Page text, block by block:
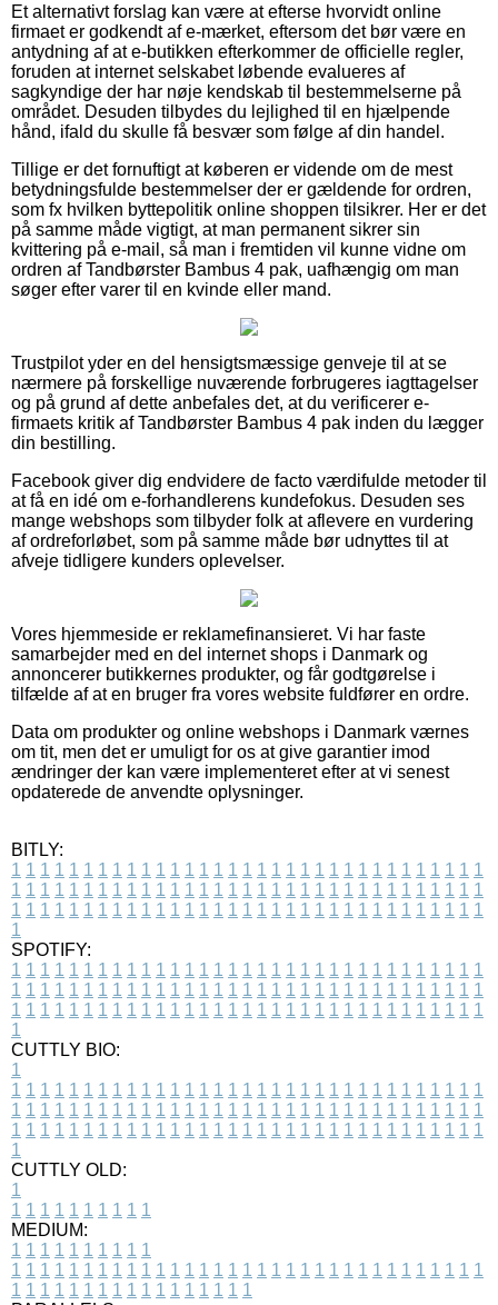
Et alternativt forslag kan være at efterse hvorvidt online
firmaet er godkendt af e-mærket, eftersom det bør være en
antydning af at e-butikken efterkommer de officielle regler,
foruden at internet selskabet løbende evalueres af
sagkyndige der har nøje kendskab til bestemmelserne på
området. Desuden tilbydes du lejlighed til en hjælpende
hånd, ifald du skulle få besvær som følge af din handel.
Tillige er det fornuftigt at køberen er vidende om de mest
betydningsfulde bestemmelser der er gældende for ordren,
som fx hvilken byttepolitik online shoppen tilsikrer. Her er det
på samme måde vigtigt, at man permanent sikrer sin
kvittering på e-mail, så man i fremtiden vil kunne vidne om
ordren af Tandbørster Bambus 4 pak, uafhængig om man
søger efter varer til en kvinde eller mand.
Trustpilot yder en del hensigtsmæssige genveje til at se
nærmere på forskellige nuværende forbrugeres iagttagelser
og på grund af dette anbefales det, at du verificerer e-
firmaets kritik af Tandbørster Bambus 4 pak inden du lægger
din bestilling.
Facebook giver dig endvidere de facto værdifulde metoder til
at få en idé om e-forhandlerens kundefokus. Desuden ses
mange webshops som tilbyder folk at aflevere en vurdering
af ordreforløbet, som på samme måde bør udnyttes til at
afveje tidligere kunders oplevelser.
Vores hjemmeside er reklamefinansieret. Vi har faste
samarbejder med en del internet shops i Danmark og
annoncerer butikkernes produkter, og får godtgørelse i
tilfælde af at en bruger fra vores website fuldfører en ordre.
Data om produkter og online webshops i Danmark værnes
om tit, men det er umuligt for os at give garantier imod
ændringer der kan være implementeret efter at vi senest
opdaterede de anvendte oplysninger.
BITLY:
1 1 1 1 1 1 1 1 1 1 1 1 1 1 1 1 1 1 1 1 1 1 1 1 1 1 1 1 1 1 1 1 1
1 1 1 1 1 1 1 1 1 1 1 1 1 1 1 1 1 1 1 1 1 1 1 1 1 1 1 1 1 1 1 1 1
1 1 1 1 1 1 1 1 1 1 1 1 1 1 1 1 1 1 1 1 1 1 1 1 1 1 1 1 1 1 1 1 1
1
SPOTIFY:
1 1 1 1 1 1 1 1 1 1 1 1 1 1 1 1 1 1 1 1 1 1 1 1 1 1 1 1 1 1 1 1 1
1 1 1 1 1 1 1 1 1 1 1 1 1 1 1 1 1 1 1 1 1 1 1 1 1 1 1 1 1 1 1 1 1
1 1 1 1 1 1 1 1 1 1 1 1 1 1 1 1 1 1 1 1 1 1 1 1 1 1 1 1 1 1 1 1 1
1
CUTTLY BIO:
1
1 1 1 1 1 1 1 1 1 1 1 1 1 1 1 1 1 1 1 1 1 1 1 1 1 1 1 1 1 1 1 1 1
1 1 1 1 1 1 1 1 1 1 1 1 1 1 1 1 1 1 1 1 1 1 1 1 1 1 1 1 1 1 1 1 1
1 1 1 1 1 1 1 1 1 1 1 1 1 1 1 1 1 1 1 1 1 1 1 1 1 1 1 1 1 1 1 1 1
1
CUTTLY OLD:
1
1 1 1 1 1 1 1 1 1 1
MEDIUM:
1 1 1 1 1 1 1 1 1 1
1 1 1 1 1 1 1 1 1 1 1 1 1 1 1 1 1 1 1 1 1 1 1 1 1 1 1 1 1 1 1 1 1
1 1 1 1 1 1 1 1 1 1 1 1 1 1 1 1 1